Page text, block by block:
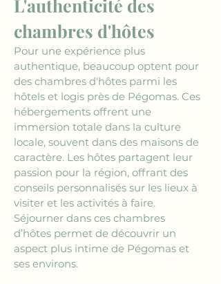
L'authenticité des
chambres d'hôtes
Pour une expérience plus
authentique, beaucoup optent pour
des chambres d'hôtes parmi les
hôtels et logis près de Pégomas. Ces
hébergements offrent une
immersion totale dans la culture
locale, souvent dans des maisons de
caractère. Les hôtes partagent leur
passion pour la région, offrant des
conseils personnalisés sur les lieux à
visiter et les activités à faire.
Séjourner dans ces chambres
d’hôtes permet de découvrir un
aspect plus intime de Pégomas et
ses environs.